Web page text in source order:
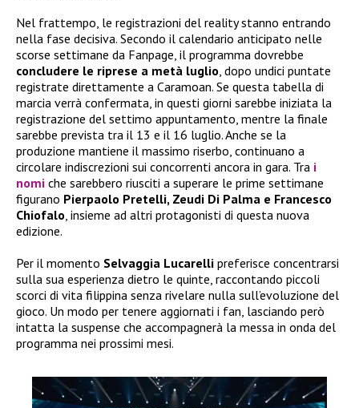
Nel frattempo, le registrazioni del reality stanno entrando
nella fase decisiva. Secondo il calendario anticipato nelle
scorse settimane da Fanpage, il programma dovrebbe
concludere le riprese a metà luglio, dopo undici puntate
registrate direttamente a Caramoan. Se questa tabella di
marcia verrà confermata, in questi giorni sarebbe iniziata la
registrazione del settimo appuntamento, mentre la finale
sarebbe prevista tra il 13 e il 16 luglio. Anche se la
produzione mantiene il massimo riserbo, continuano a
circolare indiscrezioni sui concorrenti ancora in gara. Tra i
nomi che sarebbero riusciti a superare le prime settimane
figurano Pierpaolo Pretelli, Zeudi Di Palma e Francesco
Chiofalo, insieme ad altri protagonisti di questa nuova
edizione.
Per il momento Selvaggia Lucarelli preferisce concentrarsi
sulla sua esperienza dietro le quinte, raccontando piccoli
scorci di vita filippina senza rivelare nulla sull’evoluzione del
gioco. Un modo per tenere aggiornati i fan, lasciando però
intatta la suspense che accompagnerà la messa in onda del
programma nei prossimi mesi.